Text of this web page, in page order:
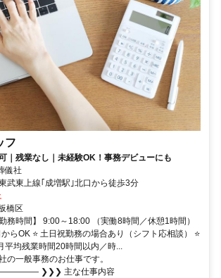
フ
｜残業なし｜未経験OK！事務デビューにも
儀社
武東上線｢成増駅｣北口から徒歩3分
橋区
務時間】 9:00～18:00 （実働8時間／休憩1時間）
らOK ⭐ 土日祝勤務の場合あり（シフト応相談） ⭐
平均残業時間20時間以内／時...
の一般事務のお仕事です。
❯❯❯ 主な仕事内容